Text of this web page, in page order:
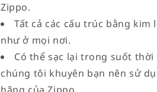
Zippo.
Tất cả các cấu trúc bằng
như ở mọi nơi.
Có thể sạc lại trong suốt
chúng tôi khuyên bạn nên sử